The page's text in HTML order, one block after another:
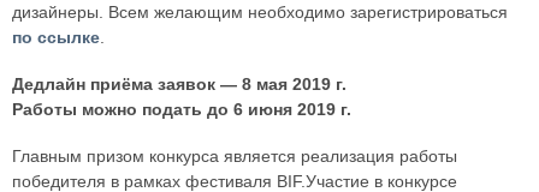
дизайнеры. Всем желающим необходимо зарегистрироваться
по ссылке
Дедлайн приёма заявок — 8 мая 2019 г.
Работы можно подать до 6 июня 2019 г.
Главным призом конкурса является реализация работы
победителя в рамках фестиваля BIF.Участие в конкурсе